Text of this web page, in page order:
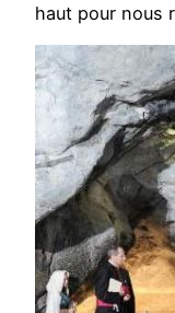
haut pour nous